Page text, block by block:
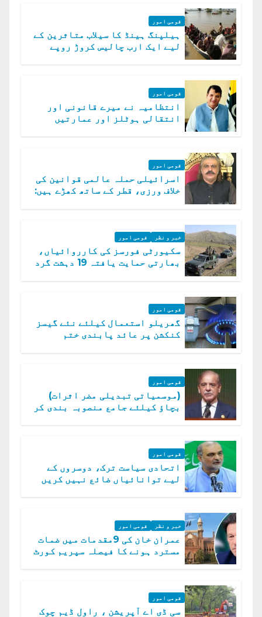
قومی امور
ہیلپنگ ہینڈ کا سیلاب متاثرین کے
لیے ایک ارب چالیس کروڑ روپے
قومی امور
انتظامیہ نے میرے قانونی اور
انتقالی ہوٹلز اور عمارتیں
قومی امور
اسرائیلی حملہ عالمی قوانین کی
خلاف ورزی، قطر کے ساتھ کھڑے ہیں:
خبر و نظر قومی امور
سکیورٹی فورسز کی کارروائیاں،
بھارتی حمایت یافتہ 19 دہشت گرد
قومی امور
گھریلو استعمال کیلئے نئے گیسز
کنکشن پر عائد پابندی ختم
قومی امور
(موسمیاتی تبدیلی مضر اثرات)
بچاؤ کیلئے جامع منصوبہ بندی کر
قومی امور
اتحادی سیاست ترک، دوسروں کے
لیے توانائیاں ضائع نہیں کریں
خبر و نظر قومی امور
عمران خان کی 9مقدمات میں ضمات
مسترد ہونے کا فیصلہ سپریم کورٹ
قومی امور
سی ڈی اے آپریشن ، راول ڈیم چوک